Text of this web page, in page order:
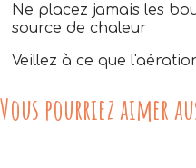
Ne placez jamais les
source de chaleur
Veillez à ce que
Vous pourriez aimer